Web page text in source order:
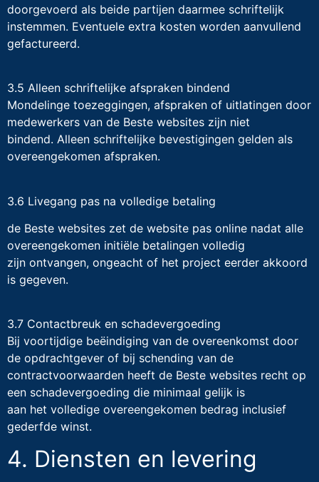
doorgevoerd als beide partijen daarmee schriftelijk
instemmen. Eventuele extra kosten worden aanvullend
gefactureerd.
3.5 Alleen schriftelijke afspraken bindend
Mondelinge toezeggingen, afspraken of uitlatingen door
medewerkers van de Beste websites zijn niet
bindend. Alleen schriftelijke bevestigingen gelden als
overeengekomen afspraken.
3.6 Livegang pas na volledige betaling
de Beste websites zet de website pas online nadat alle
overeengekomen initiële betalingen volledig
zijn ontvangen, ongeacht of het project eerder akkoord
is gegeven.
3.7 Contactbreuk en schadevergoeding
Bij voortijdige beëindiging van de overeenkomst door
de opdrachtgever of bij schending van de
contractvoorwaarden heeft de Beste websites recht op
een schadevergoeding die minimaal gelijk is
aan het volledige overeengekomen bedrag inclusief
gederfde winst.
4. Diensten en levering